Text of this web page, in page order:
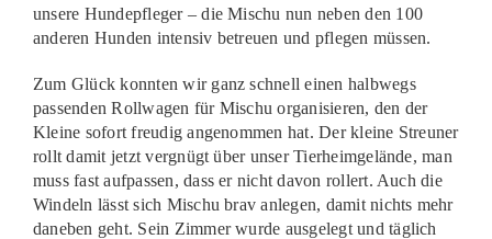
unsere Hundepfleger – die Mischu nun neben den 100
anderen Hunden intensiv betreuen und pflegen müssen.
Zum Glück konnten wir ganz schnell einen halbwegs
passenden Rollwagen für Mischu organisieren, den der
Kleine sofort freudig angenommen hat. Der kleine Streuner
rollt damit jetzt vergnügt über unser Tierheimgelände, man
muss fast aufpassen, dass er nicht davon rollert. Auch die
Windeln lässt sich Mischu brav anlegen, damit nichts mehr
daneben geht. Sein Zimmer wurde ausgelegt und täglich